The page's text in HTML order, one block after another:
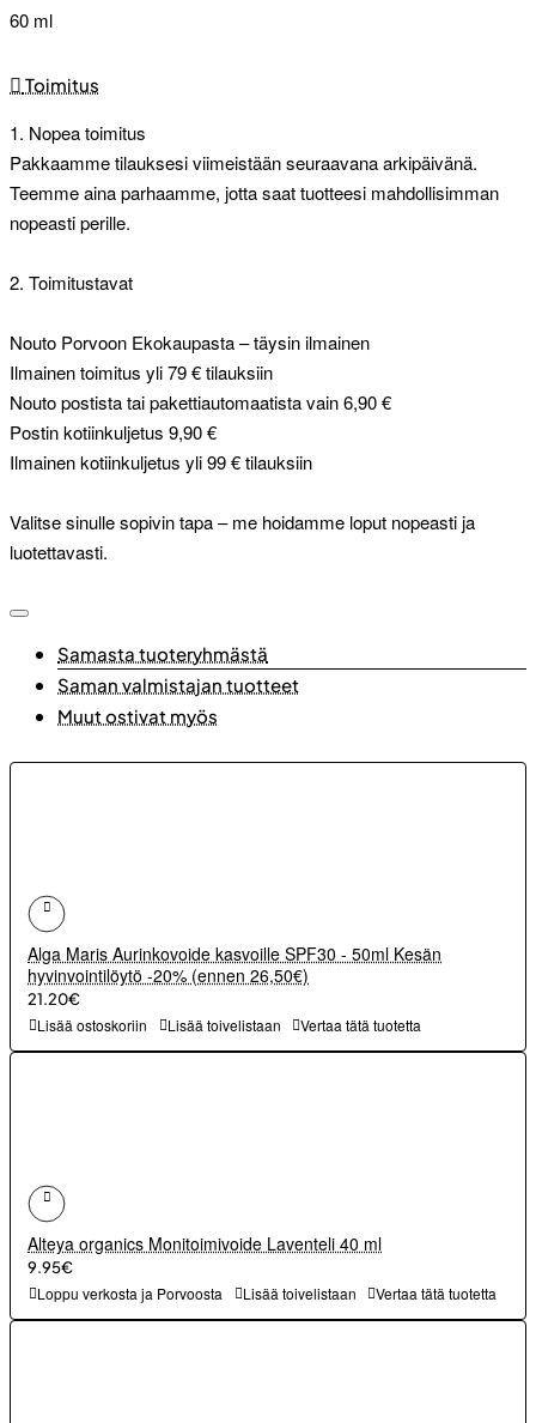
60 ml
Toimitus
1. Nopea toimitus
Pakkaamme tilauksesi viimeistään seuraavana arkipäivänä.
Teemme aina parhaamme, jotta saat tuotteesi mahdollisimman
nopeasti perille.
2. Toimitustavat
Nouto Porvoon Ekokaupasta – täysin ilmainen
Ilmainen toimitus yli 79 € tilauksiin
Nouto postista tai pakettiautomaatista vain 6,90 €
Postin kotiinkuljetus 9,90 €
Ilmainen kotiinkuljetus yli 99 € tilauksiin
Valitse sinulle sopivin tapa – me hoidamme loput nopeasti ja
luotettavasti.
Samasta tuoteryhmästä
Saman valmistajan tuotteet
Muut ostivat myös
Alga Maris Aurinkovoide kasvoille SPF30 - 50ml Kesän
hyvinvointilöytö -20% (ennen 26,50€)
21.20€
Lisää ostoskoriin Lisää toivelistaan Vertaa tätä tuotetta
Alteya organics Monitoimivoide Laventeli 40 ml
9.95€
Loppu verkosta ja Porvoosta Lisää toivelistaan Vertaa tätä tuotetta